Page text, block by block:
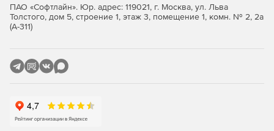
ПАО «Софтлайн». Юр. адрес: 119021, г. Москва, ул. Льва
Толстого, дом 5, строение 1, этаж 3, помещение 1, комн. № 2, 2а
(А-311)